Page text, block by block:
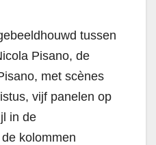
tussen
Pisano, de
met scènes
vijf panelen op
in de
kolommen